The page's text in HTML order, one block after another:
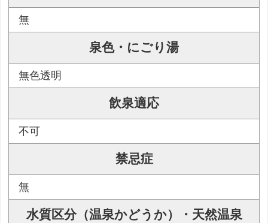
無
泉色・にごり湯
無色透明
飲泉適応
不可
禁忌症
無
水質区分（温泉かどうか）・天然温泉